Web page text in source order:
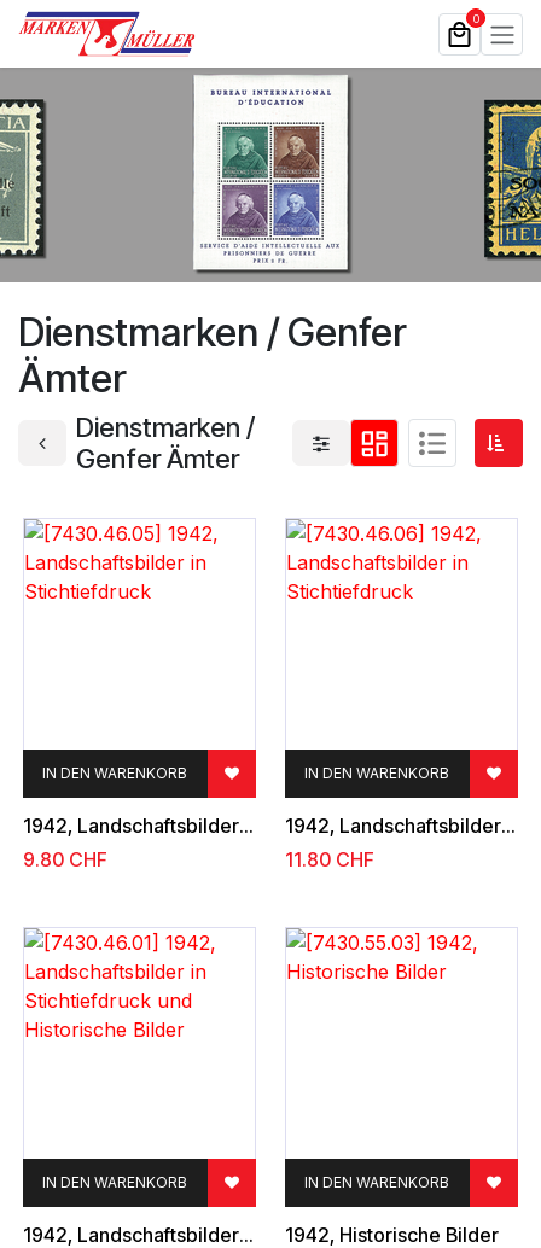
Zum Inhalt springen 0
Dienstmarken / Genfer
Ämter
Dienstmarken /
Genfer Ämter
1942, Landschaftsbilder in Stichtiefdruck
IN DEN WARENKORB
9.80 CHF
1942, Landschaftsbilder in Stichtiefdruck
IN DEN WARENKORB
11.80CHF
1942, Landschaftsbilder in Stichtiefdruck und Historische Bilder
IN DEN WARENKORB
1942, Historische Bilder
IN DEN WARENKORB